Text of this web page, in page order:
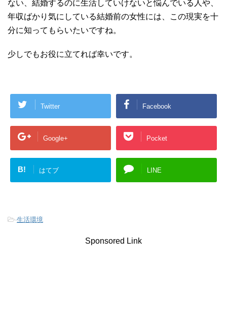
ない、結婚するのに生活していけないと悩んでいる人や、
年収ばかり気にしている結婚前の女性には、この現実を十
分に知ってもらいたいですね。
少しでもお役に立てれば幸いです。
Twitter Facebook
Google+ Pocket
B! はてブ LINE
-生活環境
Sponsored Link